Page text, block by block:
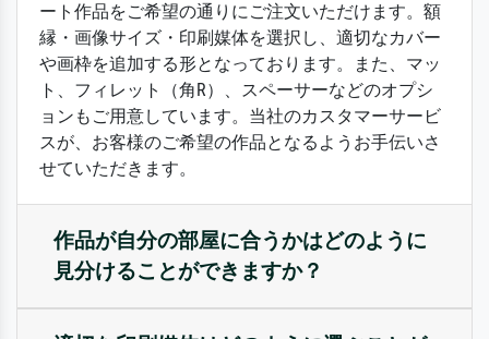
ート作品をご希望の通りにご注文いただけます。額
縁・画像サイズ・印刷媒体を選択し、適切なカバー
や画枠を追加する形となっております。また、マッ
ト、フィレット（角R）、スペーサーなどのオプシ
ョンもご用意しています。当社のカスタマーサービ
スが、お客様のご希望の作品となるようお手伝いさ
せていただきます。
作品が自分の部屋に合うかはどのように
見分けることができますか？